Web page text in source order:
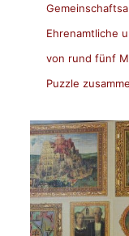
Ehrenamtliche
von rund fünf
Puzzle